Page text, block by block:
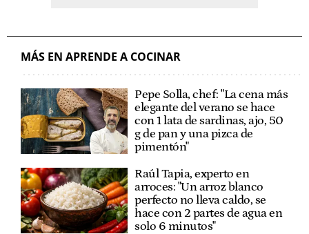
MÁS EN APRENDE A COCINAR
Pepe Solla, chef: "La cena más
elegante del verano se hace
con 1 lata de sardinas, ajo, 50
g de pan y una pizca de
pimentón"
Raúl Tapia, experto en
arroces: "Un arroz blanco
perfecto no lleva caldo, se
hace con 2 partes de agua en
solo 6 minutos"